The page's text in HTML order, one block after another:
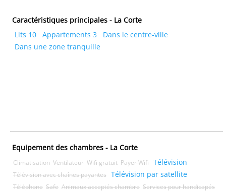
Caractéristiques principales - La Corte
Lits 10
Appartements 3
Dans le centre-ville
Dans une zone tranquille
Equipement des chambres - La Corte
Climatisation Ventilateur Wifi gratuit Payer Wifi Télévision
Télévision avec chaînes payantes Télévision par satellite
Téléphone Safe Animaux acceptés chambre Services pour handicapés